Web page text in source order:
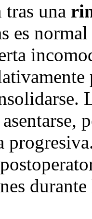
una
es
durante